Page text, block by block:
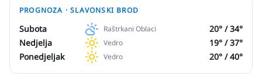
PROGNOZA ·SLAVONSKI BROD
Subota Raštrkani Oblaci 20° /34°
Nedjelja
Vedro 19° /37°
Ponedjeljak
Vedro 20° /40°